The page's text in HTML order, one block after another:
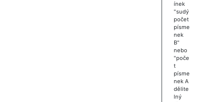
ínek
"sudý
počet
písme
nek
B"
nebo
"poče
t
písme
nek A
dělite
lný